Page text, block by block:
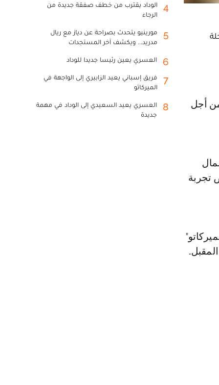
تجربة
4
الوداد يقترب من خطف صفقة جديدة من
الرجاء
5
مورينيو يتحدث بصراحة عن دياز مع ريال
مدريد... ويكشف آخر المستجدات
6 العسري يعين رئيسا جديدا للوداد
7
فريق إسباني يعيد الزابيري إلى الواجهة في
الميركاتو
8
العسري يعيد السعيدي إلى الوداد في مهمة
جديدة